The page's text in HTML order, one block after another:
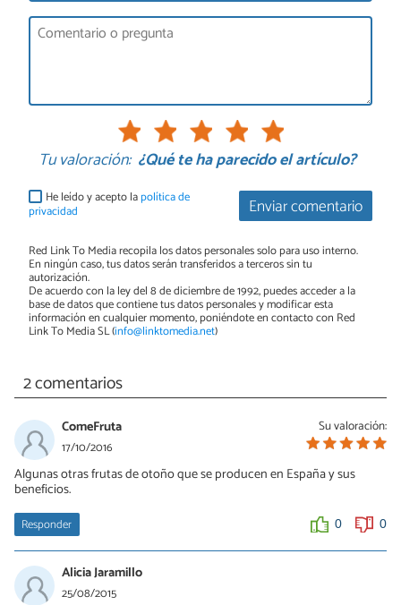
Tu valoración: ¿Qué te ha parecido el artículo?
Enviar comentario
He leído y acepto lapolítica de
privacidad
Red Link To Media recopila los datos personales solo para uso interno.
En ningún caso, tus datos serán transferidos a terceros sin tu
autorización.
De acuerdo con la ley del 8 de diciembre de 1992, puedes acceder a la
base de datos que contiene tus datos personales y modificar esta
información en cualquier momento, poniéndote en contacto con Red
Link To Media SL (info@linktomedia.net)
2 comentarios
Su valoración:
ComeFruta
17/10/2016
Algunas otras frutas de otoño que se producen en España y sus
beneficios.
Responder 0 0
Alicia Jaramillo
25/08/2015